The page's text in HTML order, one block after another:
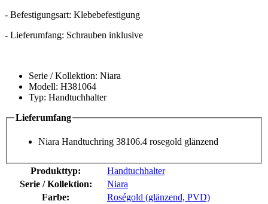
- Befestigungsart: Klebebefestigung
- Lieferumfang: Schrauben inklusive
Serie / Kollektion: Niara
Modell: H381064
Typ: Handtuchhalter
Lieferumfang
Niara Handtuchring 38106.4 rosegold glänzend
Produkttyp:
Handtuchhalter
Serie / Kollektion:
Niara
Farbe:
Roségold (glänzend, PVD)